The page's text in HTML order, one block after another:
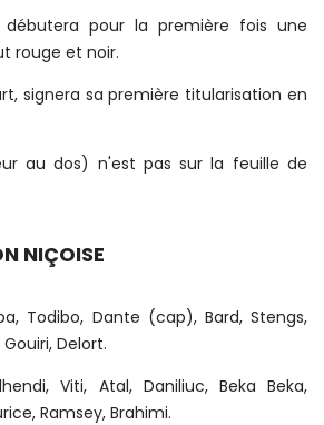
débutera pour la première fois une
rouge et noir.
signera sa première titularisation en
au dos) n'est pas sur la feuille de
NIÇOISE
Todibo, Dante (cap), Bard, Stengs,
Delort.
Viti, Atal, Daniliuc, Beka Beka,
Ramsey, Brahimi.